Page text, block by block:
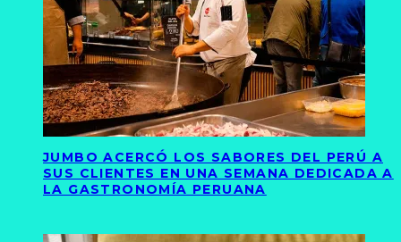
JUMBO ACERCÓ LOS SABORES DEL PERÚ A
SUS CLIENTES EN UNA SEMANA DEDICADA A
LA GASTRONOMÍA PERUANA